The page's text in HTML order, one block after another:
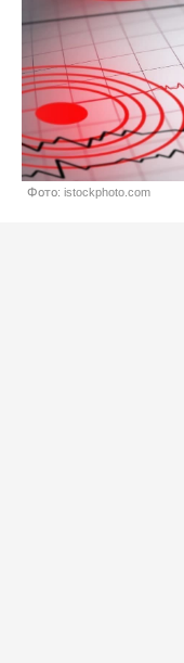
Фото: istockphoto.com